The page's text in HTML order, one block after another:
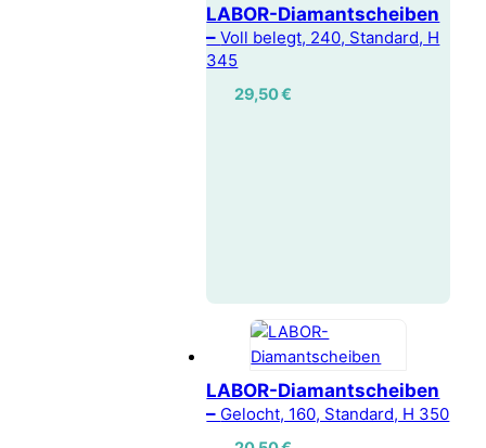
LABOR-Diamantscheiben
–Voll belegt, 240, Standard, H
345
29,50€
LABOR-Diamantscheiben
– Gelocht, 160, Standard, H 350